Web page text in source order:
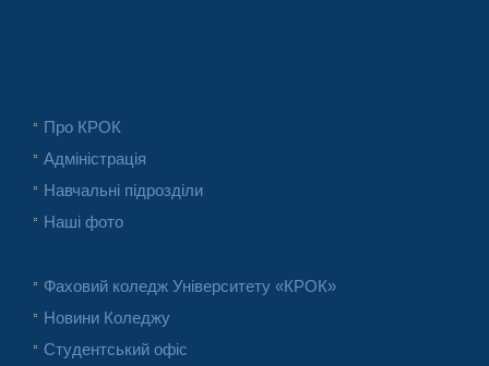
Про КРОК
Адміністрація
Навчальні підрозділи
Наші фото
Фаховий коледж Університету «КРОК»
Новини Коледжу
Студентський офіс